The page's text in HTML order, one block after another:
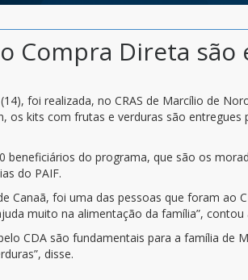
Compra Direta são
foi realizada, no CRAS de Marcílio de
os kits com frutas e verduras são
beneficiários do programa, que são os
do PAIF.
Canaã, foi uma das pessoas que foram ao
muito na alimentação da família”, contou
CDA são fundamentais para a família de
disse.